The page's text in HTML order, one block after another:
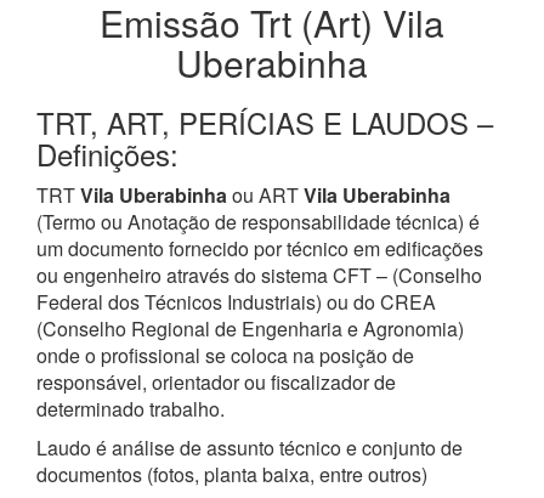
Emissão Trt (Art) Vila
Uberabinha
TRT, ART, PERÍCIAS E LAUDOS –
Definições:
TRTVila Uberabinhaou ARTVila Uberabinha
(Termo ou Anotação de responsabilidade técnica) é
um documento fornecido por técnico em edificações
ou engenheiro através do sistema CFT – (Conselho
Federal dos Técnicos Industriais) ou do CREA
(Conselho Regional de Engenharia e Agronomia)
onde o profissional se coloca na posição de
responsável, orientador ou fiscalizador de
determinado trabalho.
Laudo é análise de assunto técnico e conjunto de
documentos (fotos, planta baixa, entre outros)